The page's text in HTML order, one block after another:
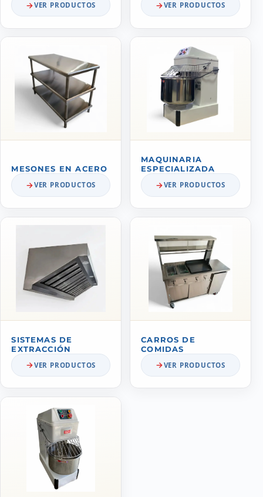
VER PRODUCTOS VER PRODUCTOS
MESONES EN ACERO
VER PRODUCTOS
MAQUINARIA
ESPECIALIZADA
VER PRODUCTOS
SISTEMAS DE
EXTRACCIÓN
VER PRODUCTOS
CARROS DE
COMIDAS
VER PRODUCTOS